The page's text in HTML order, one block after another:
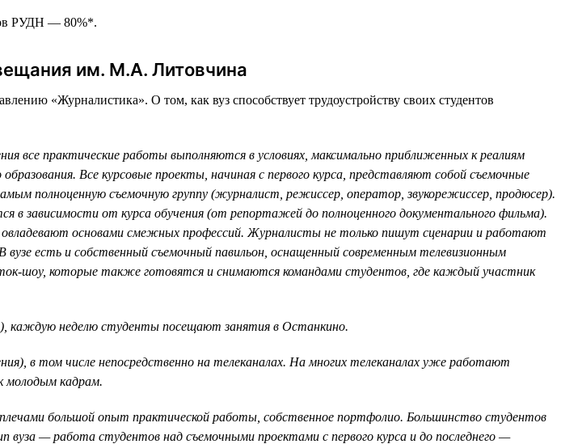
РУДН — 80%*.
им. М.А. Литовчина
«Журналистика». О том, как вуз способствует трудоустройству своих студентов
все практические работы выполняются в условиях, максимально приближенных к реалиям
Все курсовые проекты, начиная с первого курса, представляют собой съемочные
полноценную съемочную группу (журналист, режиссер, оператор, звукорежиссер, продюсер).
зависимости от курса обучения (от репортажей до полноценного документального фильма).
овладевают основами смежных профессий. Журналисты не только пишут сценарии и работают
есть и собственный съемочный павильон, оснащенный современным телевизионным
шоу, которые также готовятся и снимаются командами студентов, где каждый участник
каждую неделю студенты посещают занятия в Останкино.
в том числе непосредственно на телеканалах. На многих телеканалах уже работают
молодым кадрам.
большой опыт практической работы, собственное портфолио. Большинство студентов
вуза — работа студентов над съемочными проектами с первого курса и до последнего —